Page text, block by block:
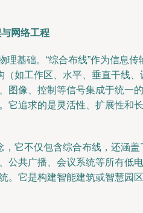
网络工程
基础。“综合布线”作为信息传
（如工作区、水平、垂直干线、
图像、控制等信号集成于统一的
它追求的是灵活性、扩展性和长
，它不仅包含综合布线，还涵盖
公共广播、会议系统等所有低电
。它是构建智能建筑或智慧园区